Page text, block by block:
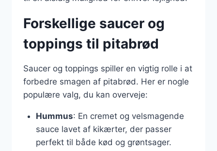
Forskellige saucer og
toppings til pitabrød
Saucer og toppings spiller en vigtig rolle i at
forbedre smagen af pitabrød. Her er nogle
populære valg, du kan overveje:
Hummus: En cremet og velsmagende
sauce lavet af kikærter, der passer
perfekt til både kød og grøntsager.